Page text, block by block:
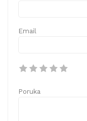
Email
Poruka